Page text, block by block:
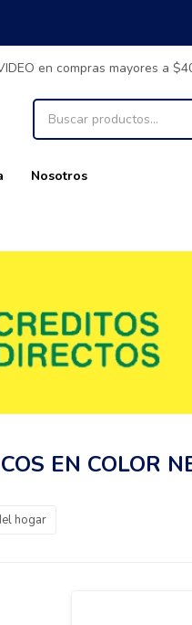
Nosotros
en compras mayores a
EN COLOR
hogar